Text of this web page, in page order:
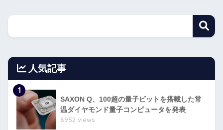
人気記事
1
SAXON Q、100超の量子ビットを搭載した常
温ダイヤモンド量子コンピュータを発表
8952 views